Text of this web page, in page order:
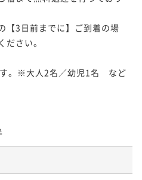
【3日前までに】ご到着の場
さい。
。※大人2名／幼児1名　など